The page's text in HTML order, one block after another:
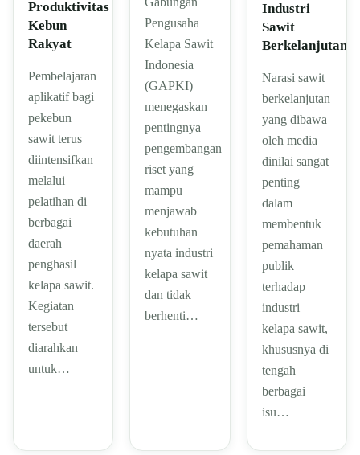
Produktivitas
Kebun
Rakyat
Pembelajaran
aplikatif bagi
pekebun
sawit terus
diintensifkan
melalui
pelatihan di
berbagai
daerah
penghasil
kelapa sawit.
Kegiatan
tersebut
diarahkan
untuk…
Pengusaha
Kelapa Sawit
Indonesia
(GAPKI)
menegaskan
pentingnya
pengembangan
riset yang
mampu
menjawab
kebutuhan
nyata industri
kelapa sawit
dan tidak
berhenti…
Industri
Sawit
Berkelanjutan
Narasi sawit
berkelanjutan
yang dibawa
oleh media
dinilai sangat
penting
dalam
membentuk
pemahaman
publik
terhadap
industri
kelapa sawit,
khususnya di
tengah
berbagai
isu…